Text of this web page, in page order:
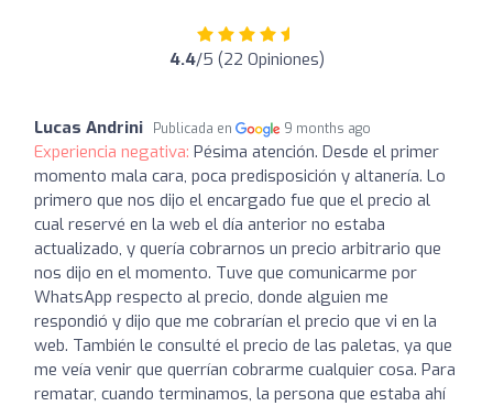
4.4/5 (22 Opiniones)
Lucas Andrini Publicada en 9 months ago
Experiencia negativa: Pésima atención. Desde el primer
momento mala cara, poca predisposición y altanería. Lo
primero que nos dijo el encargado fue que el precio al
cual reservé en la web el día anterior no estaba
actualizado, y quería cobrarnos un precio arbitrario que
nos dijo en el momento. Tuve que comunicarme por
WhatsApp respecto al precio, donde alguien me
respondió y dijo que me cobrarían el precio que vi en la
web. También le consulté el precio de las paletas, ya que
me veía venir que querrían cobrarme cualquier cosa. Para
rematar, cuando terminamos, la persona que estaba ahí